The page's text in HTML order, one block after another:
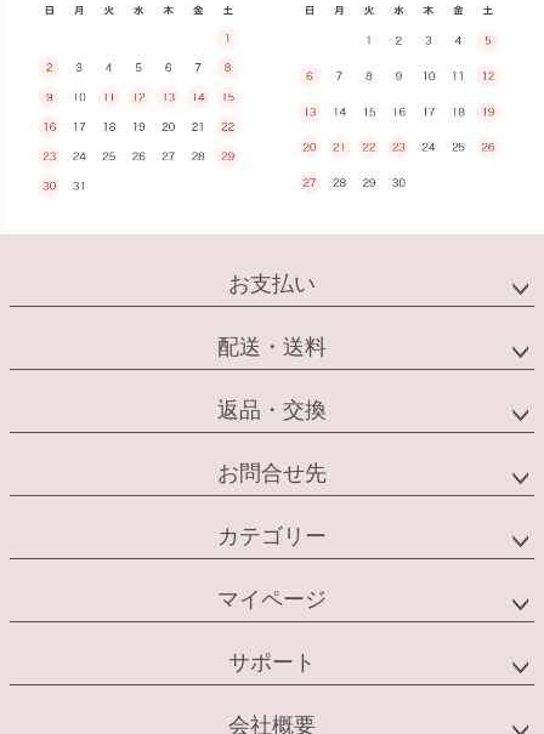
お支払い
配送・送料
返品・交換
お問合せ先
カテゴリー
マイページ
サポート
会社概要